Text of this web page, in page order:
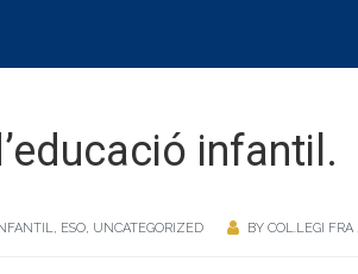
infantil.
, ESO, UNCATEGORIZED BY COL.LEGI